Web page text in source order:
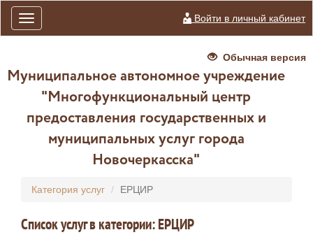
Toggle
navigation
Войти в личный кабинет
Обычная версия
Муниципальное автономное учреждение
"Многофункциональный центр
предоставления государственных и
муниципальных услуг города
Новочеркасска"
Категория услуг ЕРЦИР
Список услуг в категории: ЕРЦИР